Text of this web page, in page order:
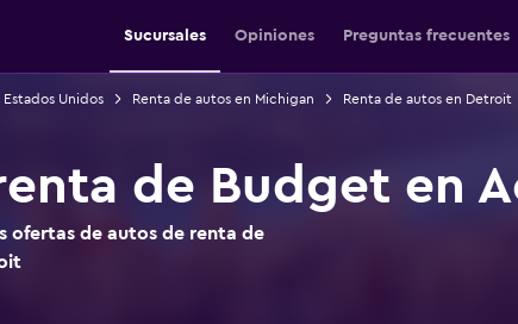
Sucursales Opiniones Preguntas frecuentes
Unidos Renta de autos en Michigan Renta de autos en Detroit
de Budget en
ofertas de autos de renta de